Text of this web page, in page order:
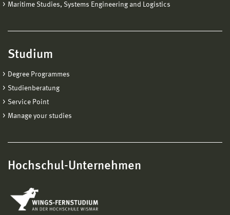
Maritime Studies, Systems Engineering and Logistics
Studium
Degree Programmes
Studienberatung
Service Point
Manage your studies
Hochschul-Unternehmen